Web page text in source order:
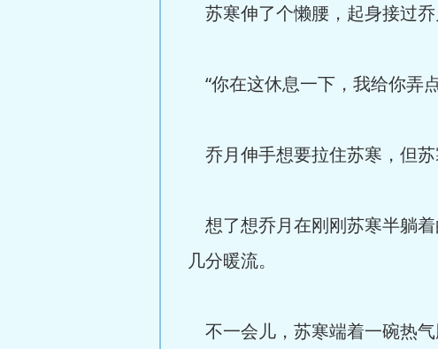
苏寒伸了个懒腰，起身接过乔
“你在这休息一下，我给你弄
乔月伸手想要拉住苏寒，但苏
想了想乔月在刚刚苏寒半躺
几分暖流。
不一会儿，苏寒端着一碗热气